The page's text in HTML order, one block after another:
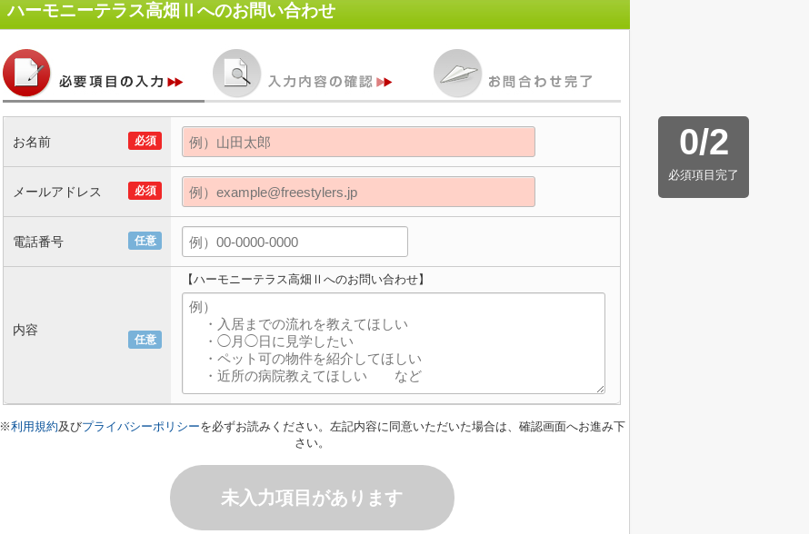
ハーモニーテラス高畑Ⅱ へのお問い合わせ
0/2
必須項目完了
必須
お名前
必須
メールアドレス
任意
電話番号
任意
内容
【ハーモニーテラス高畑Ⅱへのお問い合わせ】
※利用規約及びプライバシーポリシーを必ずお読みください。左記内容に同意いただいた場合は、確認画面へお進み下
さい。
未入力項目があります